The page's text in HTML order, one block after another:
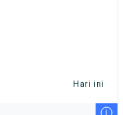
Hari ini
i